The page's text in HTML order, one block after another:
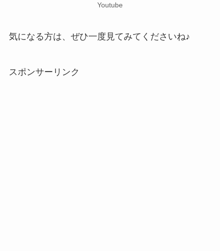
Youtube
気になる方は、ぜひ一度見てみてくださいね♪
スポンサーリンク